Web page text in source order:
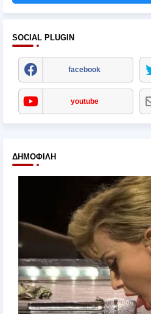
SOCIAL PLUGIN
facebook
youtube
ΔΗΜΟΦΙΛΉ